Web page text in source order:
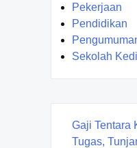
Pekerjaan
Pendidikan
Sekolah
Gaji Tentara
Tugas,